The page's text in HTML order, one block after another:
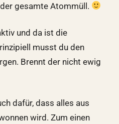
gesamte Atommüll.
und da ist die
musst du den
Brennt der nicht ewig
dafür, dass alles aus
wird. Zum einen